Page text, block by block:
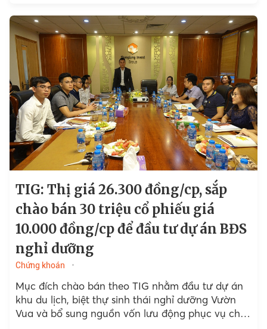
TIG: Thị giá 26.300 đồng/cp, sắp
chào bán 30 triệu cổ phiếu giá
10.000 đồng/cp để đầu tư dự án BĐS
nghỉ dưỡng
Chứng khoán
Mục đích chào bán theo TIG nhằm đầu tư dự án
khu du lịch, biệt thự sinh thái nghỉ dưỡng Vườn
Vua và bổ sung nguồn vốn lưu động phục vụ cho